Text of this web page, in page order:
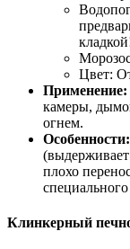
Цвет:
Применение:
камеры,
огнем.
Особенности:
плохо
Клинкерный